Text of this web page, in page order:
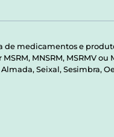
de medicamentos e
MNSRM, MSRMV ou
Seixal, Sesimbra,